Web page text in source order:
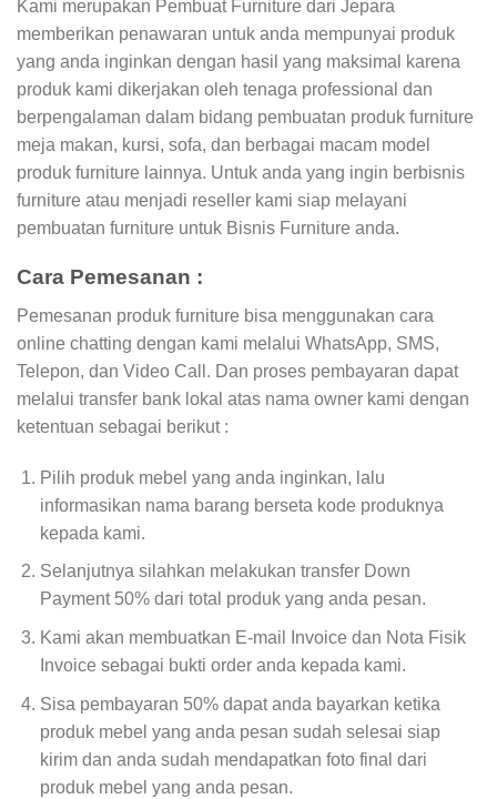
Kami merupakan Pembuat Furniture dari Jepara
memberikan penawaran untuk anda mempunyai produk
yang anda inginkan dengan hasil yang maksimal karena
produk kami dikerjakan oleh tenaga professional dan
berpengalaman dalam bidang pembuatan produk furniture
meja makan, kursi, sofa, dan berbagai macam model
produk furniture lainnya. Untuk anda yang ingin berbisnis
furniture atau menjadi reseller kami siap melayani
pembuatan furniture untuk Bisnis Furniture anda.
Cara Pemesanan :
Pemesanan produk furniture bisa menggunakan cara
online chatting dengan kami melalui WhatsApp, SMS,
Telepon, dan Video Call. Dan proses pembayaran dapat
melalui transfer bank lokal atas nama owner kami dengan
ketentuan sebagai berikut :
Pilih produk mebel yang anda inginkan, lalu
informasikan nama barang berseta kode produknya
kepada kami.
Selanjutnya silahkan melakukan transfer Down
Payment 50% dari total produk yang anda pesan.
Kami akan membuatkan E-mail Invoice dan Nota Fisik
Invoice sebagai bukti order anda kepada kami.
Sisa pembayaran 50% dapat anda bayarkan ketika
produk mebel yang anda pesan sudah selesai siap
kirim dan anda sudah mendapatkan foto final dari
produk mebel yang anda pesan.